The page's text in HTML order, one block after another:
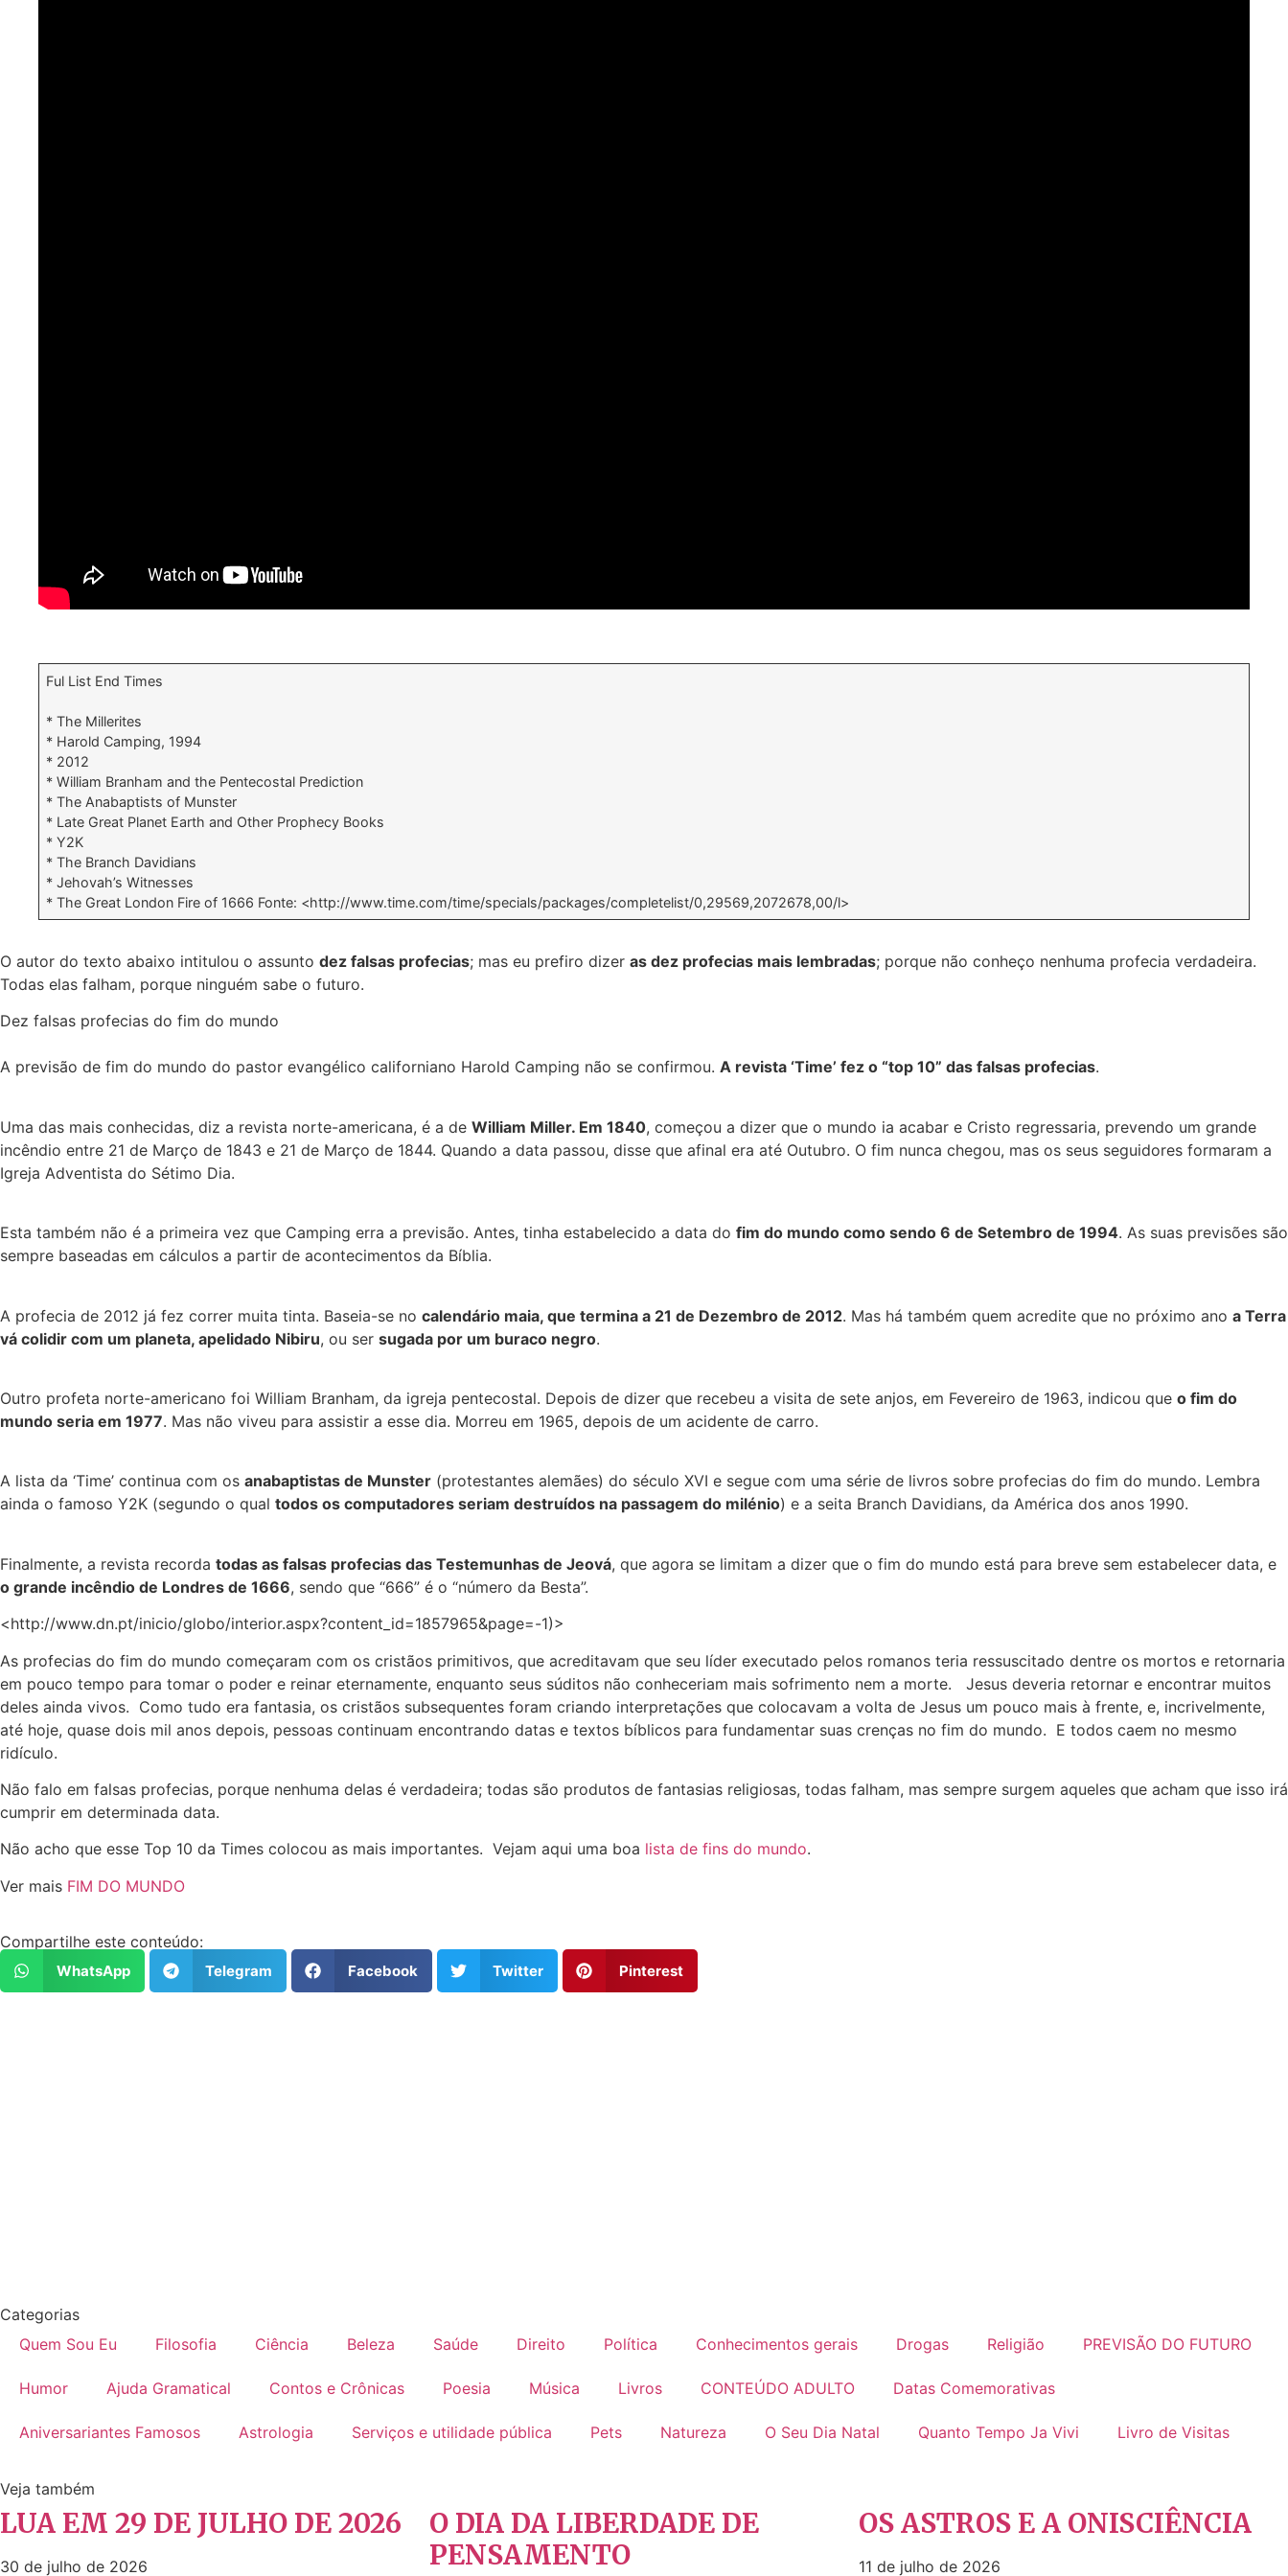
Ful List End Times
* The Millerites
* Harold Camping, 1994
* 2012
* William Branham and the Pentecostal Prediction
* The Anabaptists of Munster
* Late Great Planet Earth and Other Prophecy Books
* Y2K
* The Branch Davidians
* Jehovah’s Witnesses
* The Great London Fire of 1666 Fonte: <http://www.time.com/time/specials/packages/completelist/0,29569,2072678,00/l>
O autor do texto abaixo intitulou o assunto dez falsas profecias; mas eu prefiro dizer as dez profecias mais lembradas; porque não conheço nenhuma profecia verdadeira.
Todas elas falham, porque ninguém sabe o futuro.
Dez falsas profecias do fim do mundo
A previsão de fim do mundo do pastor evangélico californiano Harold Camping não se confirmou. A revista ‘Time’ fez o “top 10” das falsas profecias.
Uma das mais conhecidas, diz a revista norte-americana, é a de William Miller. Em 1840, começou a dizer que o mundo ia acabar e Cristo regressaria, prevendo um grande
incêndio entre 21 de Março de 1843 e 21 de Março de 1844. Quando a data passou, disse que afinal era até Outubro. O fim nunca chegou, mas os seus seguidores formaram a
Igreja Adventista do Sétimo Dia.
Esta também não é a primeira vez que Camping erra a previsão. Antes, tinha estabelecido a data do fim do mundo como sendo 6 de Setembro de 1994. As suas previsões são
sempre baseadas em cálculos a partir de acontecimentos da Bíblia.
A profecia de 2012 já fez correr muita tinta. Baseia-se no calendário maia, que termina a 21 de Dezembro de 2012. Mas há também quem acredite que no próximo ano a Terra
vá colidir com um planeta, apelidado Nibiru, ou ser sugada por um buraco negro.
Outro profeta norte-americano foi William Branham, da igreja pentecostal. Depois de dizer que recebeu a visita de sete anjos, em Fevereiro de 1963, indicou que o fim do
mundo seria em 1977. Mas não viveu para assistir a esse dia. Morreu em 1965, depois de um acidente de carro.
A lista da ‘Time’ continua com os anabaptistas de Munster (protestantes alemães) do século XVI e segue com uma série de livros sobre profecias do fim do mundo. Lembra
ainda o famoso Y2K (segundo o qual todos os computadores seriam destruídos na passagem do milénio) e a seita Branch Davidians, da América dos anos 1990.
Finalmente, a revista recorda todas as falsas profecias das Testemunhas de Jeová, que agora se limitam a dizer que o fim do mundo está para breve sem estabelecer data, e
o grande incêndio de Londres de 1666, sendo que “666” é o “número da Besta”.
<http://www.dn.pt/inicio/globo/interior.aspx?content_id=1857965&page=-1)>
As profecias do fim do mundo começaram com os cristãos primitivos, que acreditavam que seu líder executado pelos romanos teria ressuscitado dentre os mortos e retornaria
em pouco tempo para tomar o poder e reinar eternamente, enquanto seus súditos não conheceriam mais sofrimento nem a morte. Jesus deveria retornar e encontrar muitos
deles ainda vivos. Como tudo era fantasia, os cristãos subsequentes foram criando interpretações que colocavam a volta de Jesus um pouco mais à frente, e, incrivelmente,
até hoje, quase dois mil anos depois, pessoas continuam encontrando datas e textos bíblicos para fundamentar suas crenças no fim do mundo. E todos caem no mesmo
ridículo.
Não falo em falsas profecias, porque nenhuma delas é verdadeira; todas são produtos de fantasias religiosas, todas falham, mas sempre surgem aqueles que acham que isso irá
cumprir em determinada data.
Não acho que esse Top 10 da Times colocou as mais importantes. Vejam aqui uma boa lista de fins do mundo.
Ver mais FIM DO MUNDO
Compartilhe este conteúdo:
WhatsApp Telegram Facebook Twitter Pinterest
Categorias
Quem Sou Eu
Filosofia Ciência Beleza Saúde Direito Política Conhecimentos gerais Drogas Religião PREVISÃO DO FUTURO
Humor Ajuda Gramatical Contos e Crônicas Poesia Música Livros CONTEÚDO ADULTO Datas Comemorativas
Aniversariantes Famosos Astrologia Serviços e utilidade pública Pets Natureza O Seu Dia Natal Quanto Tempo Ja Vivi Livro de Visitas
Veja também
LUA EM 29 DE JULHO DE 2026
30 de julho de 2026
O DIA DA LIBERDADE DE
PENSAMENTO
OS ASTROS E A ONISCIÊNCIA
11 de julho de 2026